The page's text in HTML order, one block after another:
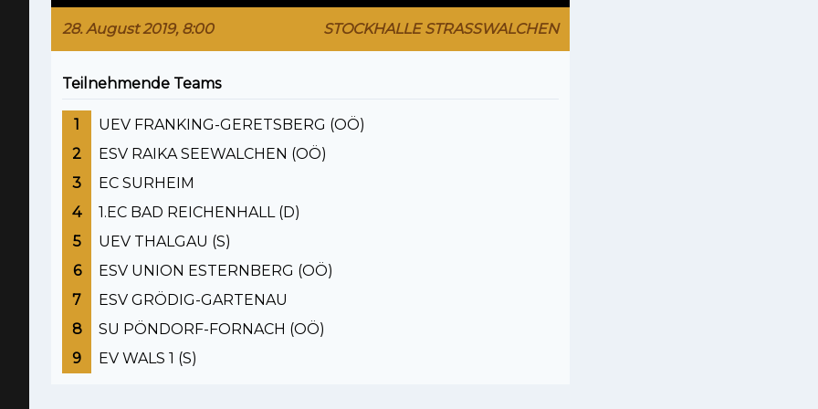
28. August 2019, 8:00 STOCKHALLE STRASSWALCHEN
Teilnehmende Teams
1
UEV FRANKING-GERETSBERG (OÖ)
2
ESV RAIKA SEEWALCHEN (OÖ)
3
EC SURHEIM
4
1.EC BAD REICHENHALL (D)
5
UEV THALGAU (S)
6
ESV UNION ESTERNBERG (OÖ)
7
ESV GRÖDIG-GARTENAU
8
SU PÖNDORF-FORNACH (OÖ)
9
EV WALS 1 (S)